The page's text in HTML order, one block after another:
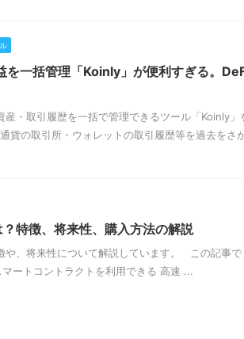
を一括管理「Koinly」が便利すぎる。
・取引履歴を一括で管理できるツール「Koinly」
貨の取引所・ウォレットの取引履歴等を過去をさ
特徴、将来性、購入方法の解説
や、将来性について解説しています。 この記事で
ートコントラクトを利用できる 高速 ...